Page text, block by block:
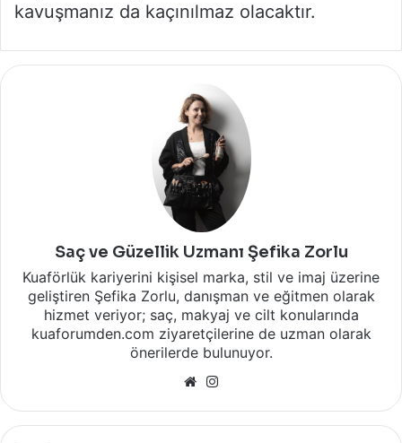
kavuşmanız da kaçınılmaz olacaktır.
Saç ve Güzellik Uzmanı Şefika Zorlu
Kuaförlük kariyerini kişisel marka, stil ve imaj üzerine
geliştiren Şefika Zorlu, danışman ve eğitmen olarak
hizmet veriyor; saç, makyaj ve cilt konularında
kuaforumden.com ziyaretçilerine de uzman olarak
önerilerde bulunuyor.
Web